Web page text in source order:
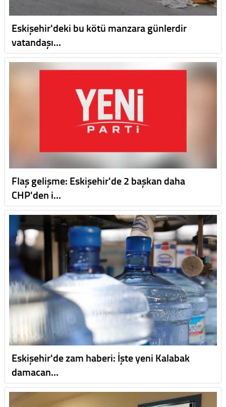
Eskişehir'deki bu kötü manzara günlerdir
vatandaşı…
Flaş gelişme: Eskişehir'de 2 başkan daha
CHP'den i…
Eskişehir'de zam haberi: İşte yeni Kalabak
damacan…